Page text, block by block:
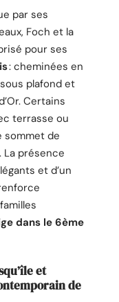
par ses
Foch et la
pour ses
: cheminées en
plafond et
Certains
terrasse ou
sommet de
. La présence
et d’un
dans le 6ème
et
de